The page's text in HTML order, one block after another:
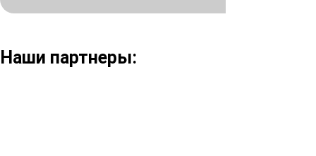
Наши партнеры: